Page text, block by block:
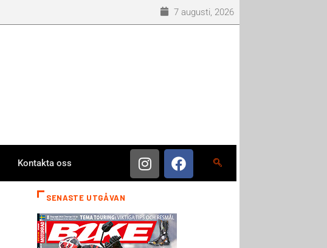
7 augusti, 2026
Kontakta oss
SENASTE UTGÅVAN